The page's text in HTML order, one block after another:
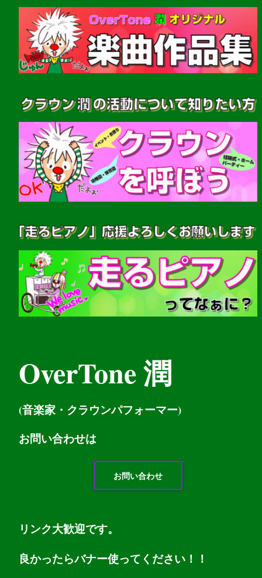
OverTone 潤
(音楽家・クラウンパフォーマー)
お問い合わせは
お問い合わせ
リンク大歓迎です。
良かったらバナー使ってください！！